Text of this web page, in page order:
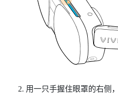
用一只手握住眼罩的右侧